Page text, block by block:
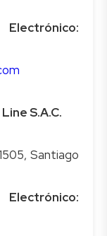
S.A.C.
Santiago